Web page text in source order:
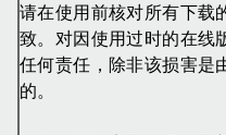
请在使用前核对所有下载
致。对因使用过时的在线
任何责任，除非该损害是
的。